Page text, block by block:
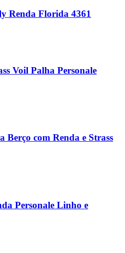
Renda Florida 4361
Voil Palha Personale
Berço com Renda e Strass
Personale Linho e